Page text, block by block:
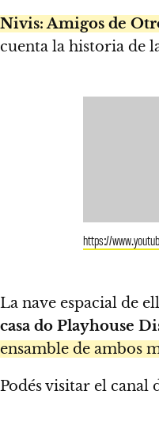
Nivis: Amigos de
cuenta la historia de
https://
La nave espacial de
casa do Playhouse
ensamble de ambos
Podés visitar el canal